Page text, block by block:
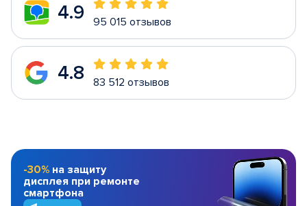
4.9 95 015 отзывов
4.8 83 512 отзывов
-30% на защиту
дисплея при ремонте
смартфона